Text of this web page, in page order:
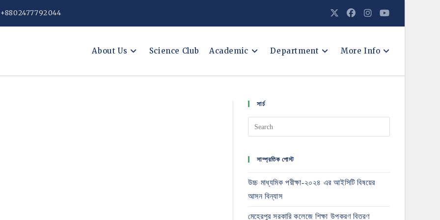
About Us Science Club Academic Department More Info
সার্চ
সাম্প্রতিক পোস্ট
উচ্চ মাধ্যমিক পরীক্ষা-২০২৪ এর আইসিটি বিষয়ের
আসন বিন্যাস
মেহেরপুর সরকারি কলেজে শিক্ষা উপকরণ বিতরণ